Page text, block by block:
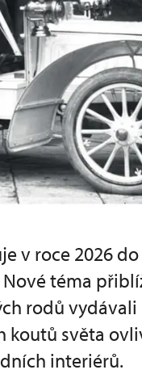
v roce 2026
téma
rodů vydávali
koutů světa
interiérů.